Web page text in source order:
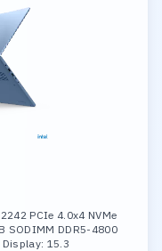
PCIe 4.0x4 NVMe
SODIMM DDR5-4800
15.3